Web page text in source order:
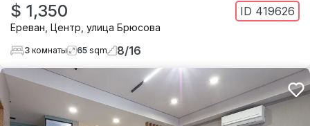
$ 1,350 ID 419626
Ереван Центр улица Брюсова
3 комнаты 65 sqm 8/16